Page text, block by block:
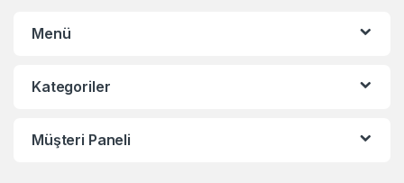
Menü
Kategoriler
Müşteri Paneli